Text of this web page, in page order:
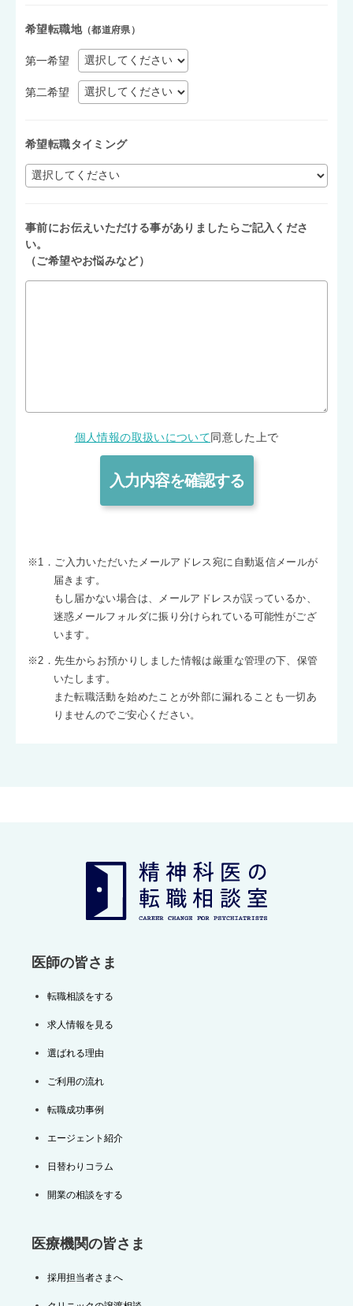
希望転職地（都道府県）
第一希望
第二希望
希望転職タイミング
事前にお伝えいただける事がありましたらご記入くださ
い。
（ご希望やお悩みなど）
個人情報の取扱いについて 同意した上で
※1．ご入力いただいたメールアドレス宛に自動返信メールが
届きます。
もし届かない場合は、メールアドレスが誤っているか、
迷惑メールフォルダに振り分けられている可能性がござ
います。
※2．先生からお預かりしました情報は厳重な管理の下、保管
いたします。
また転職活動を始めたことが外部に漏れることも一切あ
りませんのでご安心ください。
医師の皆さま
転職相談をする
求人情報を見る
選ばれる理由
ご利用の流れ
転職成功事例
エージェント紹介
日替わりコラム
開業の相談をする
医療機関の皆さま
採用担当者さまへ